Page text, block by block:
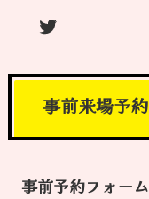
Twitter
事前来場予約
事前予約フォーム